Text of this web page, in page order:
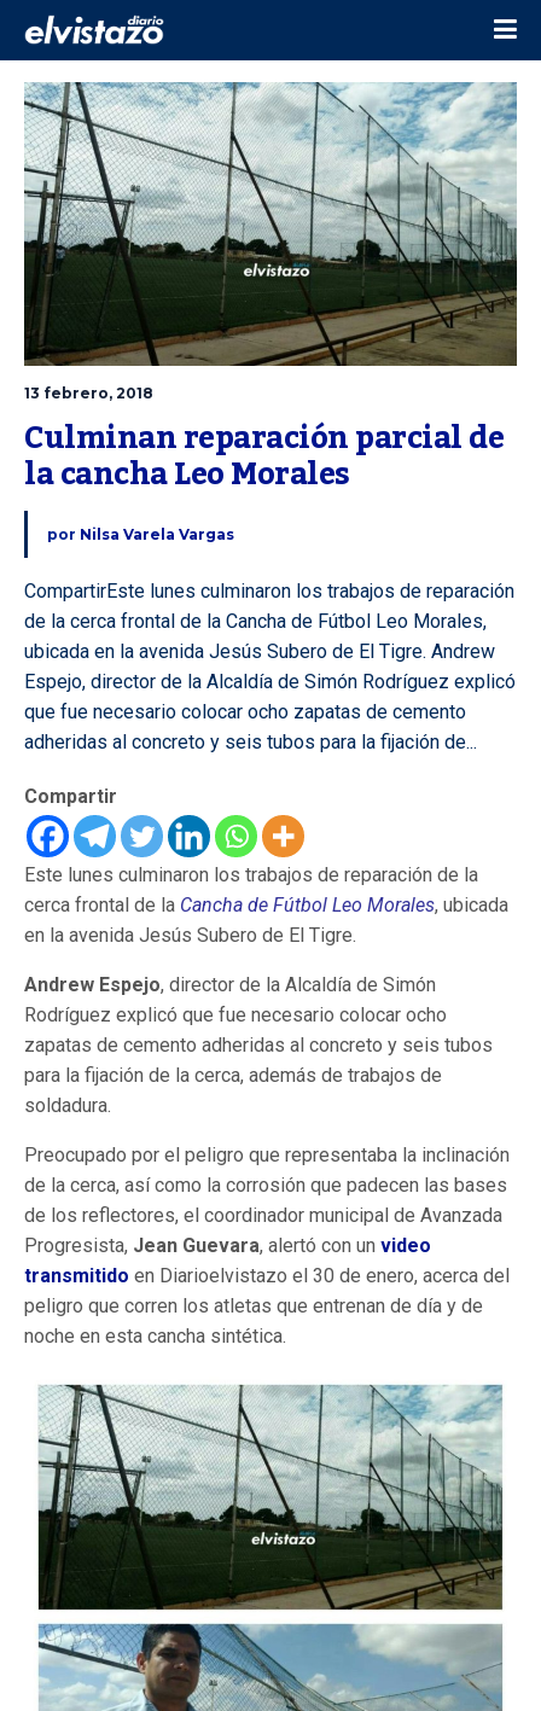
13 febrero, 2018
Culminan reparación parcial de
la cancha Leo Morales
por Nilsa Varela Vargas
CompartirEste lunes culminaron los trabajos de reparación
de la cerca frontal de la Cancha de Fútbol Leo Morales,
ubicada en la avenida Jesús Subero de El Tigre. Andrew
Espejo, director de la Alcaldía de Simón Rodríguez explicó
que fue necesario colocar ocho zapatas de cemento
adheridas al concreto y seis tubos para la fijación de...
Compartir
Este lunes culminaron los trabajos de reparación de la
cerca frontal de la Cancha de Fútbol Leo Morales, ubicada
en la avenida Jesús Subero de El Tigre.
Andrew Espejo, director de la Alcaldía de Simón
Rodríguez explicó que fue necesario colocar ocho
zapatas de cemento adheridas al concreto y seis tubos
para la fijación de la cerca, además de trabajos de
soldadura.
Preocupado por el peligro que representaba la inclinación
de la cerca, así como la corrosión que padecen las bases
de los reflectores, el coordinador municipal de Avanzada
Progresista, Jean Guevara, alertó con un video
transmitido en Diarioelvistazo el 30 de enero, acerca del
peligro que corren los atletas que entrenan de día y de
noche en esta cancha sintética.